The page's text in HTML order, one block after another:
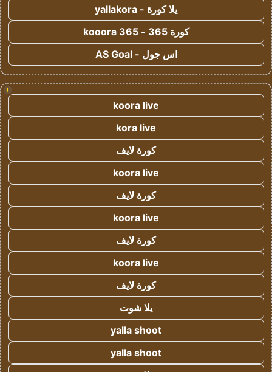
يلا كورة - yallakora
كورة 365 - kooora 365
اس جول - AS Goal
!
koora live
kora live
كورة لايف
koora live
كورة لايف
koora live
كورة لايف
koora live
كورة لايف
يلا شوت
yalla shoot
yalla shoot